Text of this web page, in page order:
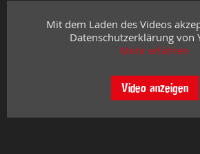
Mit dem Laden des Videos
Datenschutzerklärung von
Mehr erfahren
Video anzeigen